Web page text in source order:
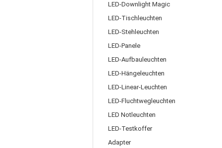
LED-Downlight Magic
LED-Tischleuchten
LED-Stehleuchten
LED-Panele
LED-Aufbauleuchten
LED-Hängeleuchten
LED-Linear-Leuchten
LED-Fluchtwegleuchten
LED Notleuchten
LED-Testkoffer
Adapter